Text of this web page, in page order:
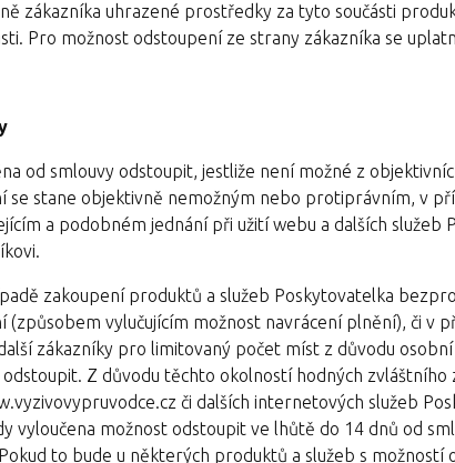
zákazníka uhrazené prostředky za tyto součásti
Pro možnost odstoupení ze strany zákazníka se
od smlouvy odstoupit, jestliže není možné z
se stane objektivně nemožným nebo protiprávním, v
a podobném jednání při užití webu a dalších
zakoupení produktů a služeb Poskytovatelka
(způsobem vylučujícím možnost navrácení plnění), či v
zákazníky pro limitovaný počet míst z důvodu
Z důvodu těchto okolností hodných
či dalších internetových služeb
vyloučena možnost odstoupit ve lhůtě do 14 dnů od
to bude u některých produktů a služeb s